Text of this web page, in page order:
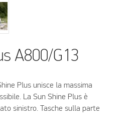
A800/G13
Plus unisce la massima
La Sun Shine Plus è
sinistro. Tasche sulla parte